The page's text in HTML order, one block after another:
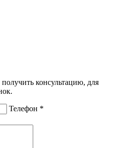
консультацию, для
Телефон *